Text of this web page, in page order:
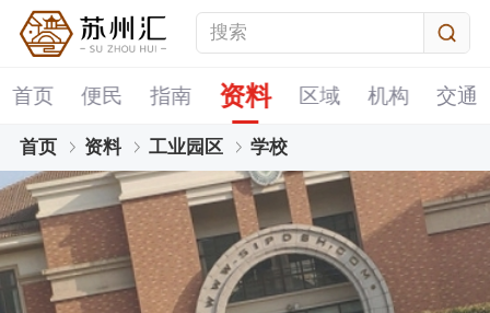
首页 便民 指南 资料 区域 机构 交通
首页 资料 工业园区 学校